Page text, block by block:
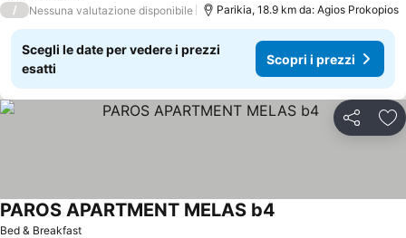
/ Nessuna valutazione disponibile Parikia, 18.9 km da: Agios Prokopios
Scegli le date per vedere i prezzi
esatti
Scopri i prezzi
Condividi
Bed & Breakfast
PAROS APARTMENT MELAS b4